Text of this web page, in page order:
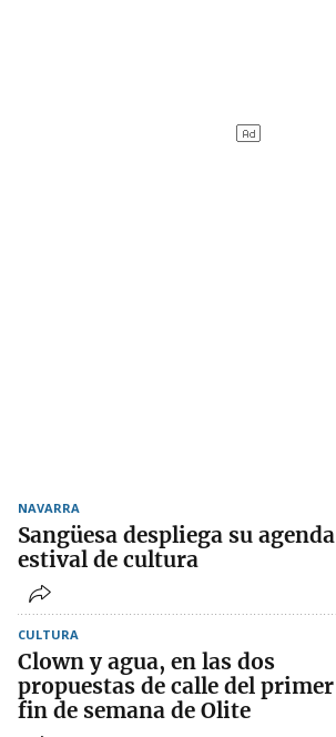
NAVARRA
Sangüesa despliega su agenda
estival de cultura
CULTURA
Clown y agua, en las dos
propuestas de calle del primer
fin de semana de Olite